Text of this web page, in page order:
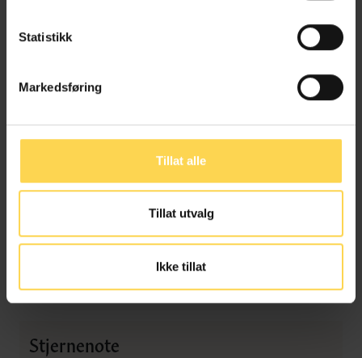
Statistikk
Markedsføring
Tillat alle
Tillat utvalg
Ikke tillat
Politiadvokat, Vest politidistrikt
Håvard Sæthre
fagansvarlig, Utlendingsdirektoratet
Stjernenote